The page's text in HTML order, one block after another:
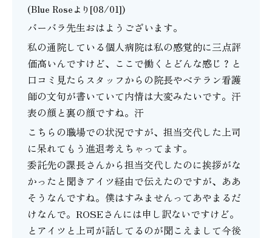
(Blue Roseより[08/01])
バーバラ先生おはようございます。
私の通院している個人病院は私の感覚的に三点評
価高いんですけど、ここで働くとどんな感じ？と
口コミ見たらスタッフからの院長やベテラン看護
師の文句が書いていて内情は大変みたいです。汗
表の顔と裏の顔ですね。汗
こちらの職場での状況ですが、担当交代した上司
に呆れてもう進退考えちゃってます。
委託先の課長さんから担当交代したのに挨拶がな
かったと聞きアイツ経由で伝えたのですが、ああ
そうなんですね。僕はすみませんってあやまるだ
けなんで。ROSEさんには申し訳ないですけど。
とアイツと上司が話してるのが聞こえまして今後